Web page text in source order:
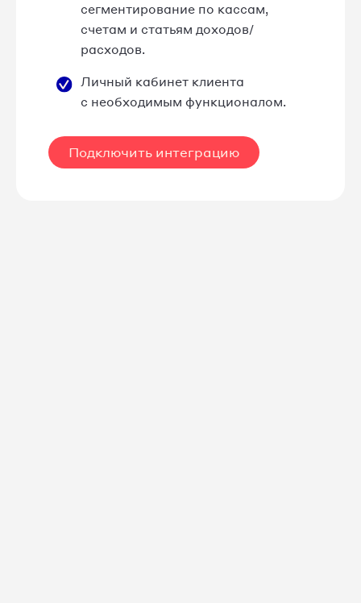
сегментирование по кассам,
счетам и статьям доходов/
расходов.
Личный кабинет клиента
с необходимым функционалом.
Подключить интеграцию